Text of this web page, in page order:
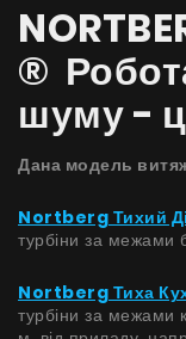
®
шуму -
Дана модель
Nortberg Тихий
турбіни за межами
Nortberg Тиха
турбіни за межами